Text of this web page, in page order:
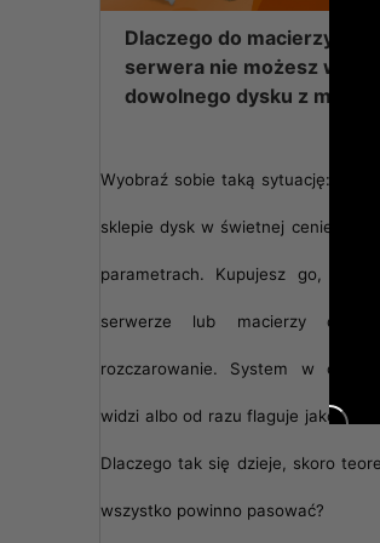
Dlaczego do macierzy lub
serwera nie możesz włożyć
dowolnego dysku z
Wyobraź sobie taką sytuację:
sklepie dysk w świetnej cenie i o
parametrach. Kupujesz go,
serwerze lub macierzy
rozczarowanie. System w ogóle
widzi albo od razu flaguje jako
Dlaczego tak się dzieje, skoro
wszystko powinno pasować?